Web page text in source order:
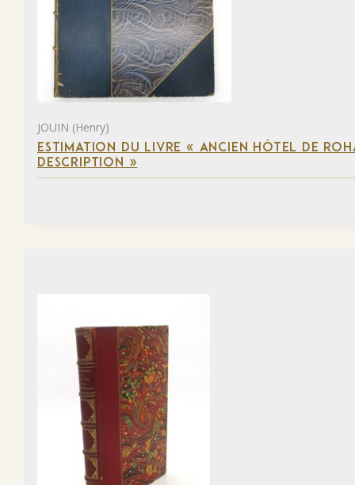
JOUIN (Henry)
ESTIMATION DU LIVRE « ANCIEN HÔTEL DE
DESCRIPTION »